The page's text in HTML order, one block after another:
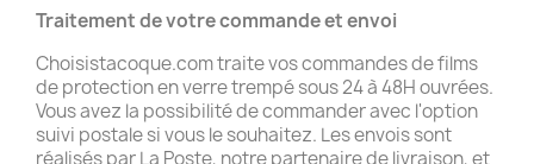
Traitement de votre commande etenvoi
Choisistacoque.com traite vos commandes de films
de protection en verre trempé sous 24 à 48H ouvrées.
Vous avez la possibilité de commander avec l'option
suivi postale si vous le souhaitez. Les envois sont
réalisés par La Poste, notre partenaire de livraison, et